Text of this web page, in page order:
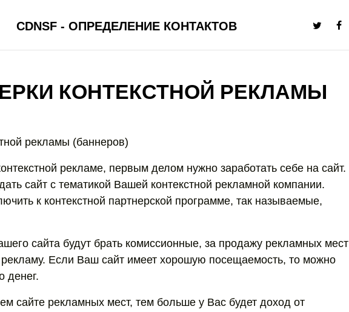
CDNSF - ОПРЕДЕЛЕНИЕ КОНТАКТОВ
КОНТЕКСТНОЙ РЕКЛАМЫ
рекламы (баннеров)
рекламе, первым делом нужно заработать себе на сайт.
сайт с тематикой Вашей контекстной рекламной компании.
к контекстной партнерской программе, так называемые,
сайта будут брать комиссионные, за продажу рекламных мест
рекламу. Если Ваш сайт имеет хорошую посещаемость, то можно
денег.
сайте рекламных мест, тем больше у Вас будет доход от